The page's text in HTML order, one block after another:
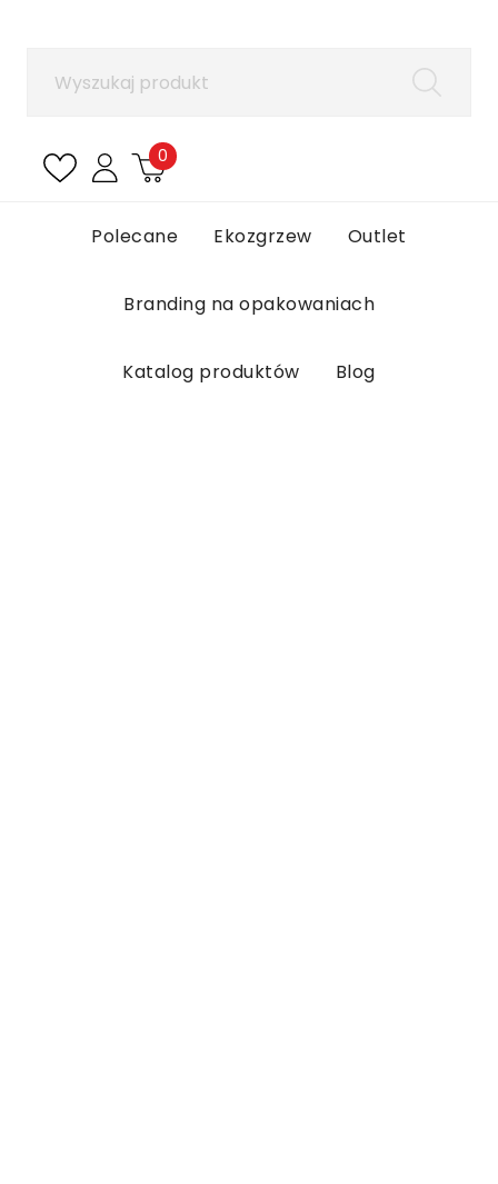
0
Polecane Ekozgrzew Outlet
Branding na opakowaniach
Katalog produktów Blog
Aby zapisać produkty na liście ulubionych, musisz
Anuluj Zaloguj się